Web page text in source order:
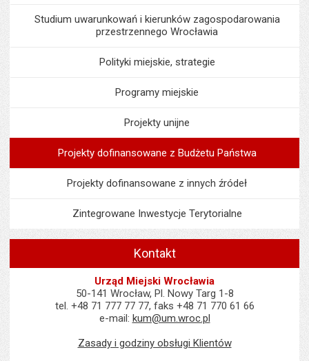
Studium uwarunkowań i kierunków zagospodarowania
przestrzennego Wrocławia
Polityki miejskie, strategie
Programy miejskie
Projekty unijne
Projekty dofinansowane z Budżetu Państwa
Projekty dofinansowane z innych źródeł
Zintegrowane Inwestycje Terytorialne
Kontakt
Urząd Miejski Wrocławia
50-141 Wrocław, Pl. Nowy Targ 1-8
tel. +48 71 777 77 77, faks +48 71 770 61 66
e-mail: kum@um.wroc.pl
Zasady i godziny obsługi Klientów